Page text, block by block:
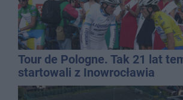
Tour de Pologne. Tak 21 lat
startowali z Inowrocławia